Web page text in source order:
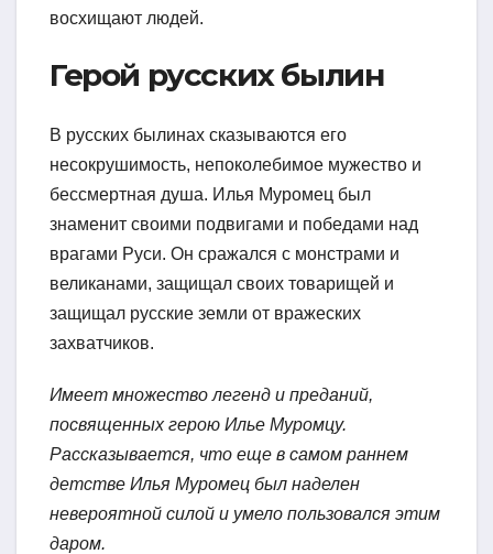
восхищают людей.
Герой русских былин
В русских былинах сказываются его
несокрушимость, непоколебимое мужество и
бессмертная душа. Илья Муромец был
знаменит своими подвигами и победами над
врагами Руси. Он сражался с монстрами и
великанами, защищал своих товарищей и
защищал русские земли от вражеских
захватчиков.
Имеет множество легенд и преданий,
посвященных герою Илье Муромцу.
Рассказывается, что еще в самом раннем
детстве Илья Муромец был наделен
невероятной силой и умело пользовался этим
даром.